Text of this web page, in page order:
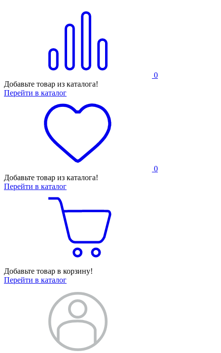
0
Добавьте товар из каталога!
Перейти в каталог
0
Добавьте товар из каталога!
Перейти в каталог
Добавьте товар в корзину!
Перейти в каталог